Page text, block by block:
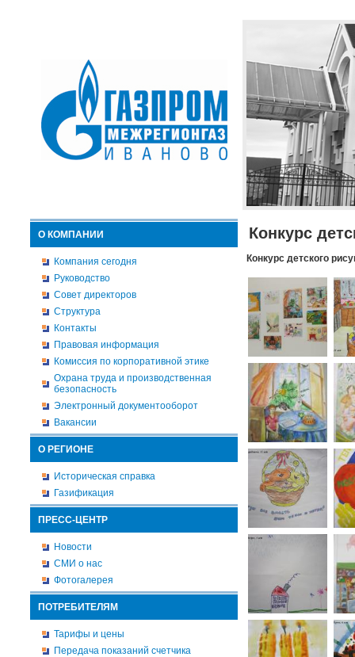
О КОМПАНИИ
Компания сегодня
Руководство
Совет директоров
Структура
Контакты
Правовая информация
Комиссия по корпоративной этике
Охрана труда и производственная
безопасность
Электронный документооборот
Вакансии
О РЕГИОНЕ
Историческая справка
Газификация
ПРЕСС-ЦЕНТР
Новости
СМИ о нас
Фотогалерея
ПОТРЕБИТЕЛЯМ
Тарифы и цены
Передача показаний счетчика
Конкурс
Конкурс детского